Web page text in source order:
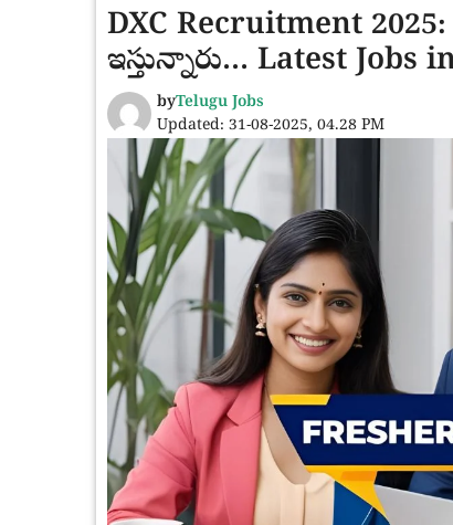
DXC Recruitment
ఇస్తున్నారు… Latest Jobs
byTelugu Jobs
Updated: 31-08-2025, 04.28 PM